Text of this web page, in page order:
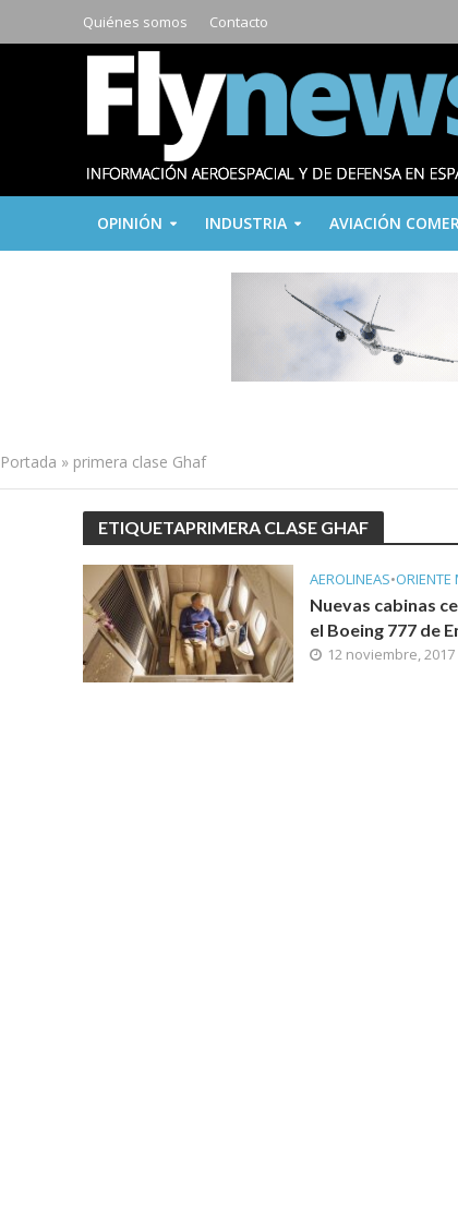
Quiénes somos Contacto
OPINIÓN INDUSTRIA AVIACIÓN
Portada » primera clase Ghaf
ETIQUETAPRIMERA CLASE GHAF
AEROLINEAS•ORIENTE
Nuevas cabinas
el Boeing 777 de
12 noviembre, 2017